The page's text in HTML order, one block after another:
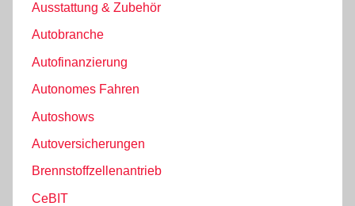
Ausstattung & Zubehör
Autobranche
Autofinanzierung
Autonomes Fahren
Autoshows
Autoversicherungen
Brennstoffzellenantrieb
CeBIT